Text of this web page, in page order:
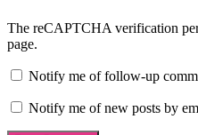
The reCAPTCHA verification
page.
Notify me of follow-up
Notify me of new posts by